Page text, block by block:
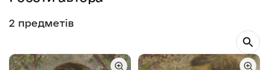
2 предметів